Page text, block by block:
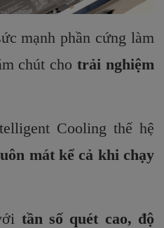
mạnh phần cứng làm
chút chotrải nghiệm
Cooling thế hệ
mát kể cả khi chạy
tần số quét cao, độ